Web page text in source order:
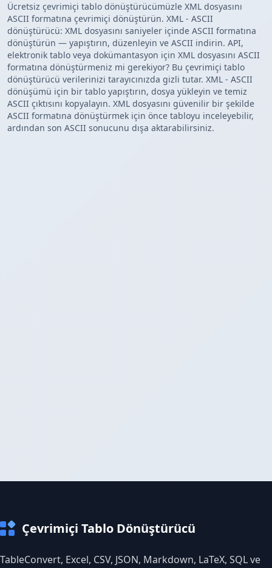
Ücretsiz çevrimiçi tablo dönüştürücümüzle XML dosyasını
ASCII formatına çevrimiçi dönüştürün. XML - ASCII
dönüştürücü: XML dosyasını saniyeler içinde ASCII formatına
dönüştürün — yapıştırın, düzenleyin ve ASCII indirin. API,
elektronik tablo veya dokümantasyon için XML dosyasını ASCII
formatına dönüştürmeniz mi gerekiyor? Bu çevrimiçi tablo
dönüştürücü verilerinizi tarayıcınızda gizli tutar. XML - ASCII
dönüşümü için bir tablo yapıştırın, dosya yükleyin ve temiz
ASCII çıktısını kopyalayın. XML dosyasını güvenilir bir şekilde
ASCII formatına dönüştürmek için önce tabloyu inceleyebilir,
ardından son ASCII sonucunu dışa aktarabilirsiniz.
Çevrimiçi Tablo Dönüştürücü
TableConvert, Excel, CSV, JSON, Markdown, LaTeX, SQL ve